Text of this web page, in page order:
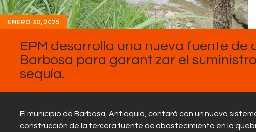
ENERO 30, 2025
EPM desarrolla una nueva fuente de
Barbosa para garantizar el
sequía.
El municipio de Barbosa, Antioquia, contará con un nuevo
construcción de la tercera fuente de abastecimiento en la